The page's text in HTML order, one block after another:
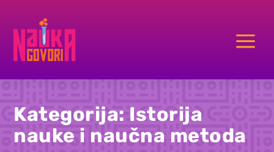
a
Kategorija: Istorija
nauke i naučna metoda